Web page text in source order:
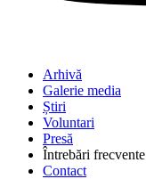
Arhivă
Galerie media
Știri
Voluntari
Presă
Întrebări frecvente
Contact